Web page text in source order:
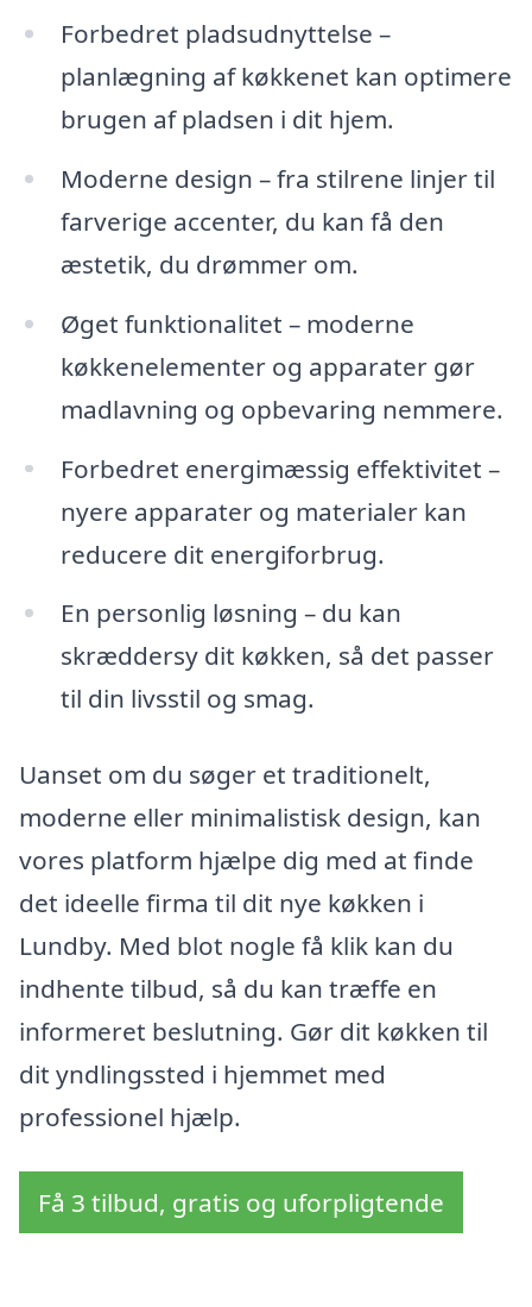
Forbedret pladsudnyttelse –
planlægning af køkkenet kan optimere
brugen af pladsen i dit hjem.
Moderne design – fra stilrene linjer til
farverige accenter, du kan få den
æstetik, du drømmer om.
Øget funktionalitet – moderne
køkkenelementer og apparater gør
madlavning og opbevaring nemmere.
Forbedret energimæssig effektivitet –
nyere apparater og materialer kan
reducere dit energiforbrug.
En personlig løsning – du kan
skræddersy dit køkken, så det passer
til din livsstil og smag.
Uanset om du søger et traditionelt,
moderne eller minimalistisk design, kan
vores platform hjælpe dig med at finde
det ideelle firma til dit nye køkken i
Lundby. Med blot nogle få klik kan du
indhente tilbud, så du kan træffe en
informeret beslutning. Gør dit køkken til
dit yndlingssted i hjemmet med
professionel hjælp.
Få 3 tilbud, gratis og uforpligtende